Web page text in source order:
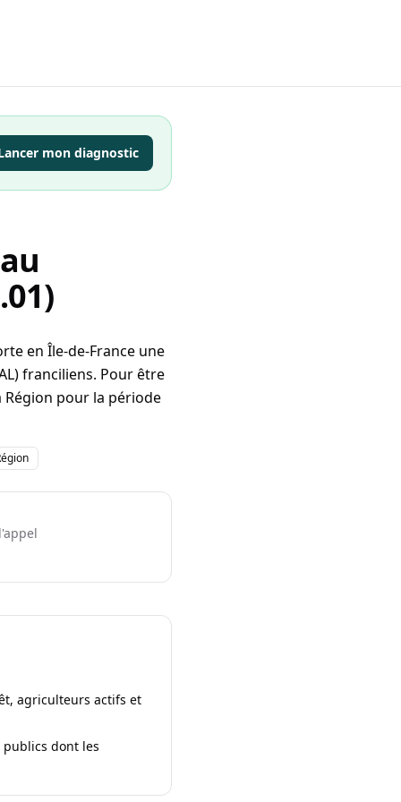
mon diagnostic
en Île-de-France une
franciliens. Pour être
Région pour la période
agriculteurs actifs et
dont les